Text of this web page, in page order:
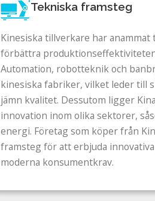
Tekniska framsteg
Kinesiska tillverkare har
förbättra
Automation, robotteknik och
kinesiska fabriker, vilket leder till
jämn kvalitet. Dessutom ligger
innovation inom olika sektorer,
energi. Företag som köper från
framsteg för att erbjuda
moderna konsumentkrav.